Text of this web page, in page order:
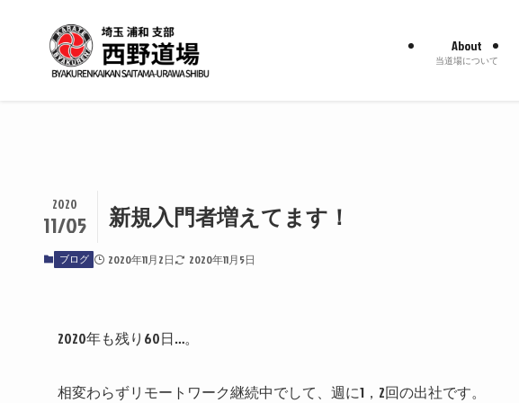
About
当道場について
新規入門者増えてます！
2020
11/05
ブログ 2020年11月2日 2020年11月5日
2020年も残り60日…。
相変わらずリモートワーク継続中でして、週に1，2回の出社です。